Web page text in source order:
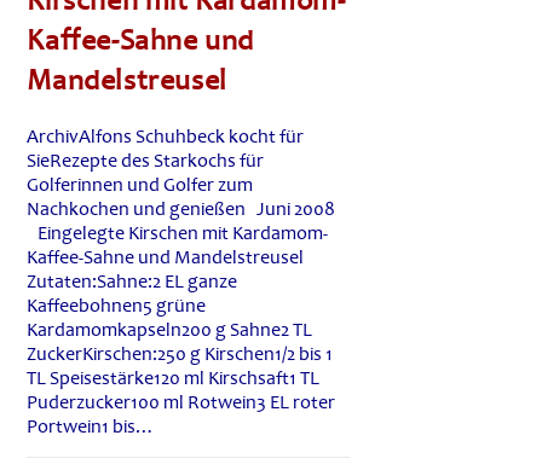
Kaffee-Sahne und
Mandelstreusel
ArchivAlfons Schuhbeck kocht für
SieRezepte des Starkochs für
Golferinnen und Golfer zum
Nachkochen und genießen Juni 2008
Eingelegte Kirschen mit Kardamom-
Kaffee-Sahne und Mandelstreusel
Zutaten:Sahne:2 EL ganze
Kaffeebohnen5 grüne
Kardamomkapseln200 g Sahne2 TL
ZuckerKirschen:250 g Kirschen1/2 bis 1
TL Speisestärke120 ml Kirschsaft1 TL
Puderzucker100 ml Rotwein3 EL roter
Portwein1 bis…